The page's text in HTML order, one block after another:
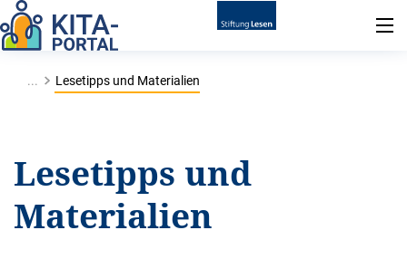
... Lesetipps und Materialien
Lesetipps und
Materialien